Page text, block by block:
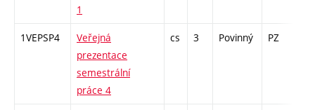
1
1VEPSP4
Veřejná
prezentace
semestrální
práce 4
cs 3 Povinný PZ